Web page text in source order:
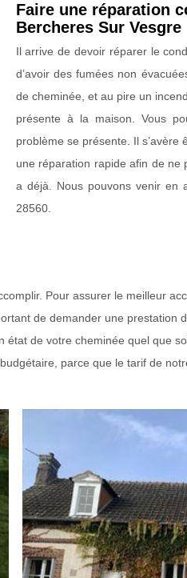
Faire une réparation
Bercheres Sur Vesgre
Il arrive de devoir réparer le
d’avoir des fumées non
de cheminée, et au pire un
présente à la maison. Vous
problème se présente. Il
une réparation rapide afin de ne
a déjà. Nous pouvons venir en
28560.
Pour assurer le meilleur
de demander une prestation
de votre cheminée quel que
parce que le tarif de